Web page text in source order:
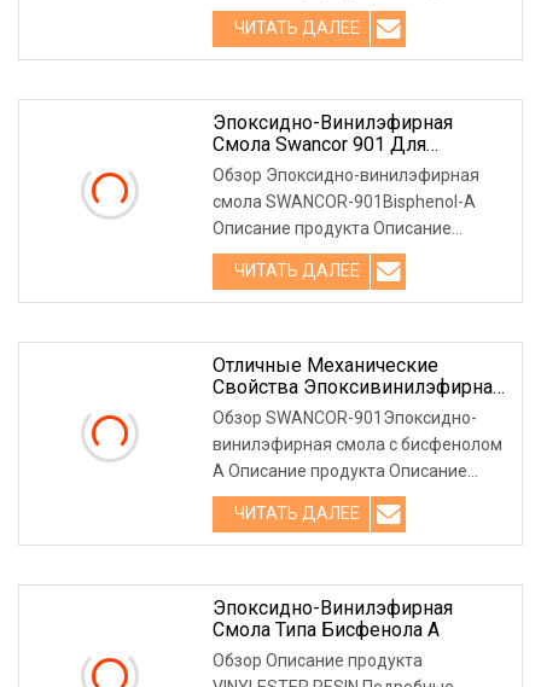
винилэфирную смолу типа бис
ЧИТАТЬ ДАЛЕЕ
Эпоксидно-Винилэфирная
Смола Swancor 901 Для
Химических Трубопроводов И
Резервуаров.
Обзор Эпоксидно-винилэфирная
смола SWANCOR-901Bisphenol-A
Описание продукта Описание
продукта 1. Отличные механические
ЧИТАТЬ ДАЛЕЕ
Отличные Механические
Свойства Эпоксивинилэфирная
Смола Swancor 901 Для Защиты
От Коррозии.
Обзор SWANCOR-901Эпоксидно-
винилэфирная смола с бисфенолом
А Описание продукта Описание
продукта 1. Отличные механически
ЧИТАТЬ ДАЛЕЕ
Эпоксидно-Винилэфирная
Смола Типа Бисфенола А
Обзор Описание продукта